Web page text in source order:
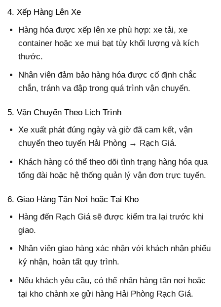
4. Xếp Hàng Lên Xe
Hàng hóa được xếp lên xe phù hợp: xe tải, xe
container hoặc xe mui bạt tùy khối lượng và kích
thước.
Nhân viên đảm bảo hàng hóa được cố định chắc
chắn, tránh va đập trong quá trình vận chuyển.
5. Vận Chuyển Theo Lịch Trình
Xe xuất phát đúng ngày và giờ đã cam kết, vận
chuyển theo tuyến Hải Phòng → Rạch Giá.
Khách hàng có thể theo dõi tình trạng hàng hóa qua
tổng đài hoặc hệ thống quản lý vận đơn trực tuyến.
6. Giao Hàng Tận Nơi hoặc Tại Kho
Hàng đến Rạch Giá sẽ được kiểm tra lại trước khi
giao.
Nhân viên giao hàng xác nhận với khách nhận phiếu
ký nhận, hoàn tất quy trình.
Nếu khách yêu cầu, có thể nhận hàng tận nơi hoặc
tại kho chành xe gửi hàng Hải Phòng Rạch Giá.